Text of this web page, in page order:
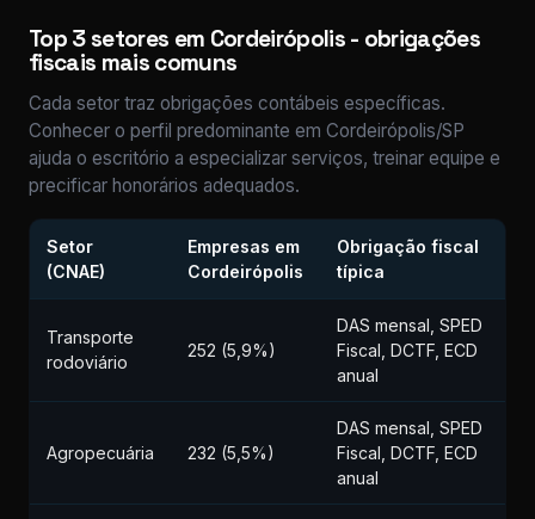
Top 3 setores em Cordeirópolis - obrigações
fiscais mais comuns
Cada setor traz obrigações contábeis específicas.
Conhecer o perfil predominante em Cordeirópolis/SP
ajuda o escritório a especializar serviços, treinar equipe e
precificar honorários adequados.
Setor
(CNAE)
Empresas em
Cordeirópolis
Obrigação fiscal
típica
Transporte
rodoviário
252 (5,9%)
DAS mensal, SPED
Fiscal, DCTF, ECD
anual
Agropecuária 232 (5,5%)
DAS mensal, SPED
Fiscal, DCTF, ECD
anual